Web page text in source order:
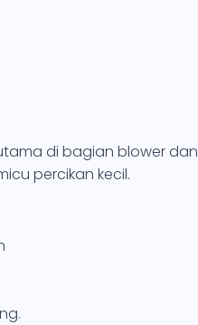
di bagian blower dan
percikan kecil.